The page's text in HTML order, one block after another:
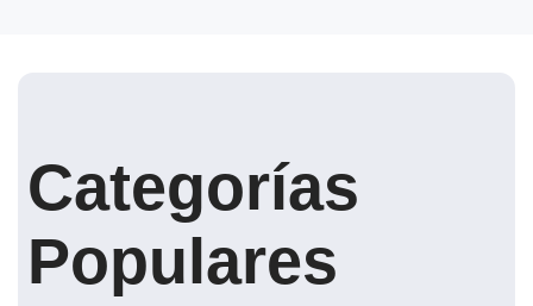
Categorías
Populares